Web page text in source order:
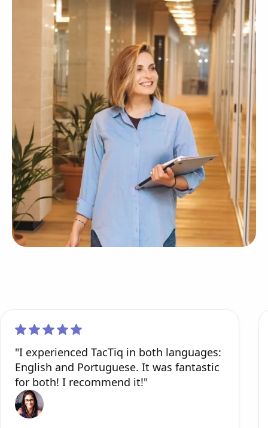
"I experienced TacTiq in both languages:
English and Portuguese. It was fantastic
for both! I recommend it!"